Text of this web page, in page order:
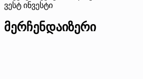
ვესტ ინვესტი
მერჩენდაიზერი